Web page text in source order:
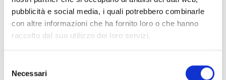
pubblicità e social media, i quali potrebbero combinarle
con altre informazioni che ha fornito loro o che hanno
raccolto dal suo utilizzo dei loro servizi.
delNecessari